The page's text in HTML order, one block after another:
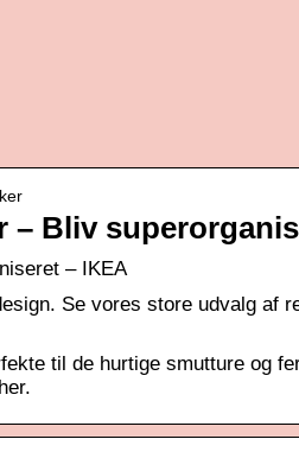
Bliv
– IKEA
Se vores store udvalg af
til de hurtige smutture og